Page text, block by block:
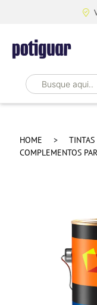
HOME
TINTAS
COMPLEMENTOS